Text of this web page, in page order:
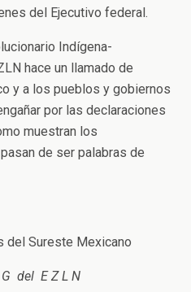
del Ejecutivo federal.
Indígena-
hace un llamado de
y a los pueblos y gobiernos
por las declaraciones
muestran los
de ser palabras de
del Sureste Mexicano
G del E Z L N